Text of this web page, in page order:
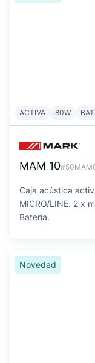
ACTIVA 80W
MAM 10
Caja acústica
MICRO/LINE. 2 x
Batería.
Novedad